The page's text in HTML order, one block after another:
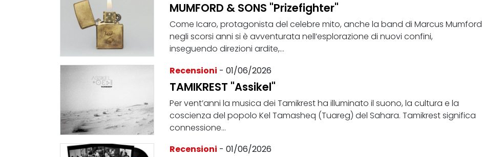
MUMFORD & SONS "Prizefighter"
Come Icaro, protagonista del celebre mito, anche la band di Marcus Mumford
negli scorsi anni si è avventurata nell’esplorazione di nuovi confini,
inseguendo direzioni ardite,...
Recensioni - 01/06/2026
TAMIKREST "Assikel"
Per vent’anni la musica dei Tamikrest ha illuminato il suono, la cultura e la
coscienza del popolo Kel Tamasheq (Tuareg) del Sahara. Tamikrest significa
connessione...
Recensioni - 01/06/2026